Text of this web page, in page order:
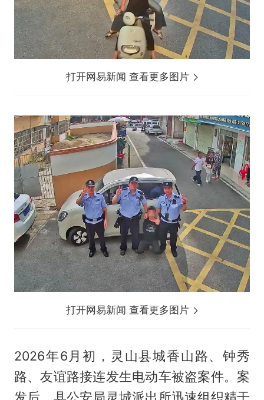
打开网易新闻 查看更多图片
打开网易新闻 查看更多图片
2026年6月初，灵山县城香山路、钟秀
路、友谊路接连发生电动车被盗案件。案
发后，县公安局灵城派出所迅速组织精干